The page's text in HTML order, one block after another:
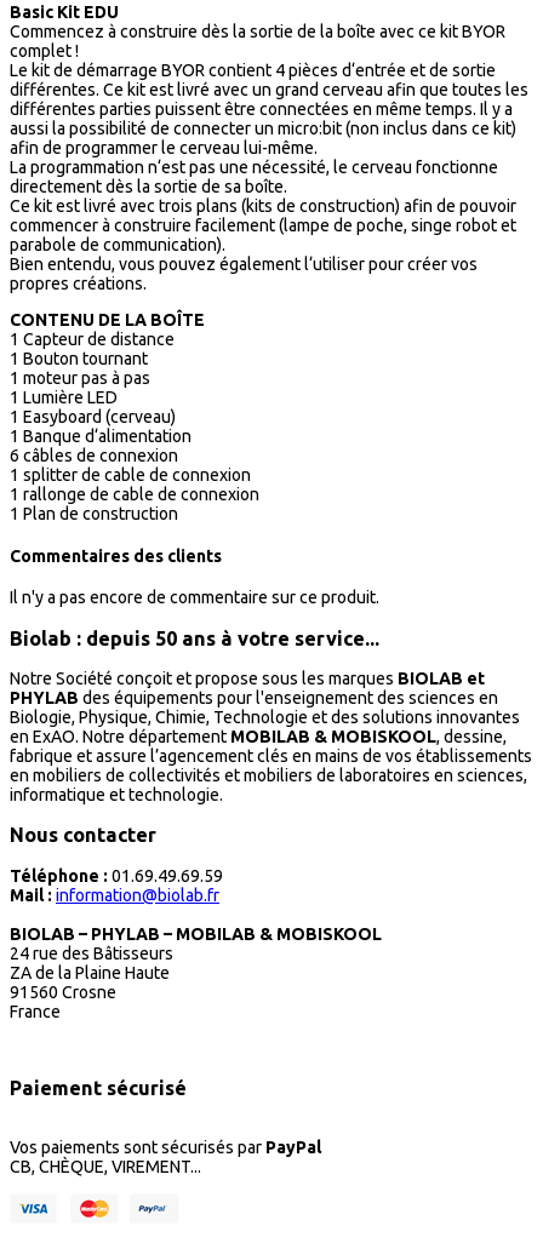
Basic Kit EDU
Commencez à construire dès la sortie de la boîte avec ce kit BYOR
complet !
Le kit de démarrage BYOR contient 4 pièces d‘entrée et de sortie
différentes. Ce kit est livré avec un grand cerveau afin que toutes les
différentes parties puissent être connectées en même temps. Il y a
aussi la possibilité de connecter un micro:bit (non inclus dans ce kit)
afin de programmer le cerveau lui-même.
La programmation n‘est pas une nécessité, le cerveau fonctionne
directement dès la sortie de sa boîte.
Ce kit est livré avec trois plans (kits de construction) afin de pouvoir
commencer à construire facilement (lampe de poche, singe robot et
parabole de communication).
Bien entendu, vous pouvez également l‘utiliser pour créer vos
propres créations.
CONTENU DE LA BOÎTE
1 Capteur de distance
1 Bouton tournant
1 moteur pas à pas
1 Lumière LED
1 Easyboard (cerveau)
1 Banque d‘alimentation
6 câbles de connexion
1 splitter de cable de connexion
1 rallonge de cable de connexion
1 Plan de construction
Commentaires des clients
Il n'y a pas encore de commentaire sur ce produit.
Biolab : depuis 50 ans à votre service...
Notre Société conçoit et propose sous les marques BIOLAB et
PHYLAB des équipements pour l'enseignement des sciences en
Biologie, Physique, Chimie, Technologie et des solutions innovantes
en ExAO. Notre département MOBILAB & MOBISKOOL, dessine,
fabrique et assure l’agencement clés en mains de vos établissements
en mobiliers de collectivités et mobiliers de laboratoires en sciences,
informatique et technologie.
Nous contacter
Téléphone : 01.69.49.69.59
Mail : information@biolab.fr
BIOLAB – PHYLAB – MOBILAB & MOBISKOOL
24 rue des Bâtisseurs
ZA de la Plaine Haute
91560 Crosne
France
Paiement sécurisé
Vos paiements sont sécurisés par PayPal
CB, CHÈQUE, VIREMENT...